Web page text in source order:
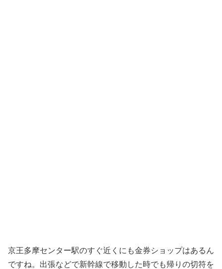
京王多摩センター駅のすぐ近くにも金券ショップはあるん
ですね。出張などで新幹線で移動した時でも帰りの切符を